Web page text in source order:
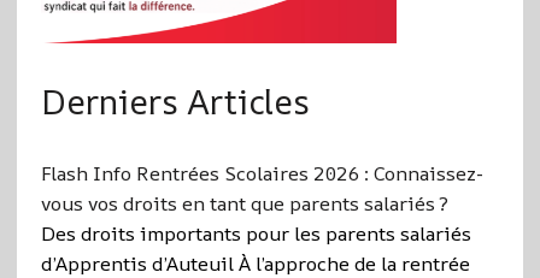
Derniers Articles
Flash Info Rentrées Scolaires 2026 : Connaissez-
vous vos droits en tant que parents salariés ?
Des droits importants pour les parents salariés
d’Apprentis d’Auteuil À l’approche de la rentrée